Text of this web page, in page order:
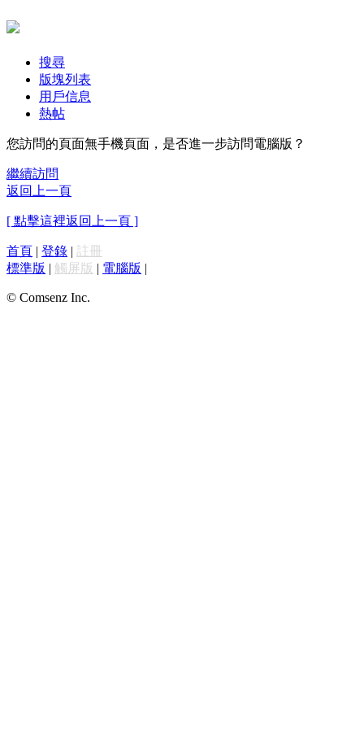
搜尋
版塊列表
用戶信息
熱帖
您訪問的頁面無手機頁面，是否進一步訪問電腦版？
繼續訪問
返回上一頁
[ 點擊這裡返回上一頁 ]
首頁 | 登錄 | 註冊
標準版 | 觸屏版 | 電腦版 |
© Comsenz Inc.